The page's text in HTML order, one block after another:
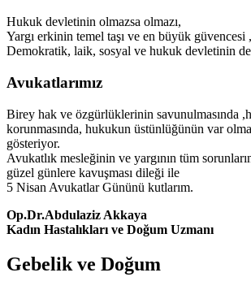
Hukuk devletinin olmazsa olmazı,
Yargı erkinin temel taşı ve en büyük güvencesi ,
Demokratik, laik, sosyal ve hukuk devletinin
Avukatlarımız
Birey hak ve özgürlüklerinin savunulmasında
korunmasında, hukukun üstünlüğünün var
gösteriyor.
Avukatlık mesleğinin ve yargının tüm
güzel günlere kavuşması dileği ile
5 Nisan Avukatlar Gününü kutlarım.
Op.Dr.Abdulaziz Akkaya
Kadın Hastalıkları ve Doğum Uzmanı
Gebelik ve Doğum